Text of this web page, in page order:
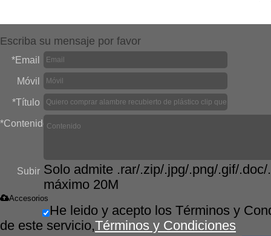
Escriba su mensaje por favor
*Email
Móvil
*Título
*Contenido
Subir Solo admite .rar/.zip/.jpg/.png/.gif/
máximo 20M
Accesorios
He leido y acepto los Términos y
de este servicio,Términos y Condiciones